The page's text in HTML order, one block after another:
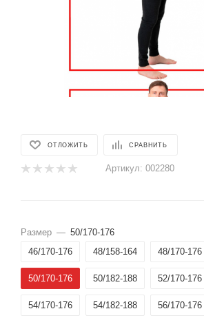
ОТЛОЖИТЬ СРАВНИТЬ
Артикул: 002280
Размер — 50/170-176
46/170-176
48/158-164 48/170-176
50/170-176 50/182-188 52/170-176
54/170-176 54/182-188 56/170-176